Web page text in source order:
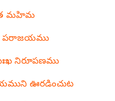
మహిమ
పరాజయము
నిరూపణము
యముని ఊరడించుట